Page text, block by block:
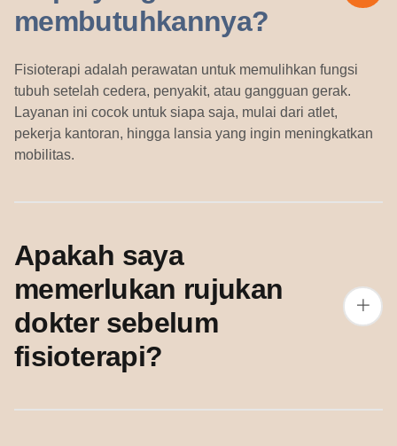
membutuhkannya?
Fisioterapi adalah perawatan untuk memulihkan fungsi
tubuh setelah cedera, penyakit, atau gangguan gerak.
Layanan ini cocok untuk siapa saja, mulai dari atlet,
pekerja kantoran, hingga lansia yang ingin meningkatkan
mobilitas.
Apakah saya
memerlukan rujukan
dokter sebelum
fisioterapi?